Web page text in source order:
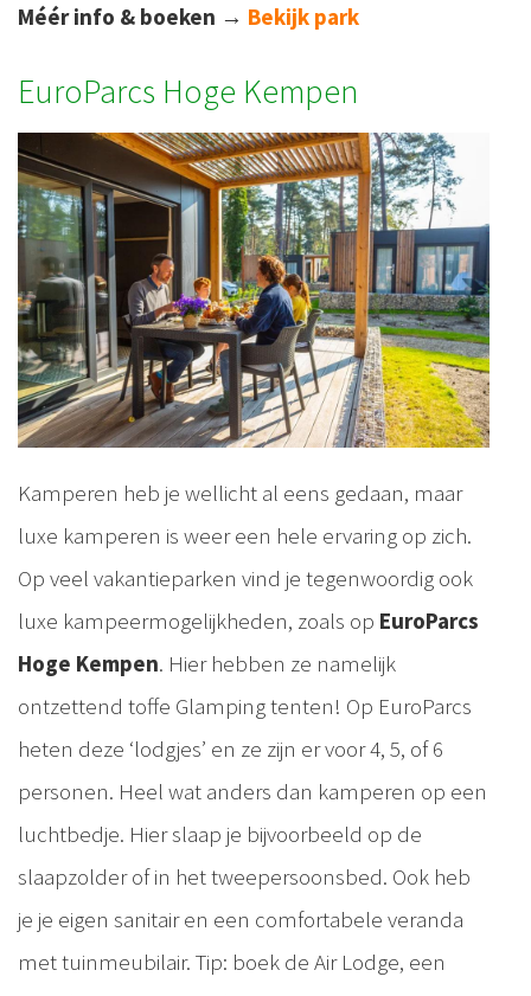
Méér info & boeken → Bekijk park
EuroParcs Hoge Kempen
Kamperen heb je wellicht al eens gedaan, maar
luxe kamperen is weer een hele ervaring op zich.
Op veel vakantieparken vind je tegenwoordig ook
luxe kampeermogelijkheden, zoals op EuroParcs
Hoge Kempen. Hier hebben ze namelijk
ontzettend toffe Glamping tenten! Op EuroParcs
heten deze ‘lodgjes’ en ze zijn er voor 4, 5, of 6
personen. Heel wat anders dan kamperen op een
luchtbedje. Hier slaap je bijvoorbeeld op de
slaapzolder of in het tweepersoonsbed. Ook heb
je je eigen sanitair en een comfortabele veranda
met tuinmeubilair. Tip: boek de Air Lodge, een